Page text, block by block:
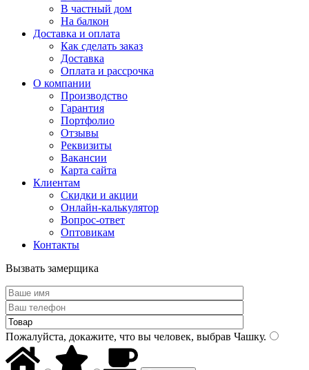
В частный дом
На балкон
Доставка и оплата
Как сделать заказ
Доставка
Оплата и рассрочка
О компании
Производство
Гарантия
Портфолио
Отзывы
Реквизиты
Вакансии
Карта сайта
Клиентам
Скидки и акции
Онлайн-калькулятор
Вопрос-ответ
Оптовикам
Контакты
Вызвать замерщика
Пожалуйста, докажите, что вы человек, выбрав Чашку.